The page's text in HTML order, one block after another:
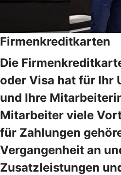
Firmenkreditkarten
Die
oder Visa hat für Ihr
und Ihre
Mitarbeiter viele
für Zahlungen
Vergangenheit an
Zusatzleistungen